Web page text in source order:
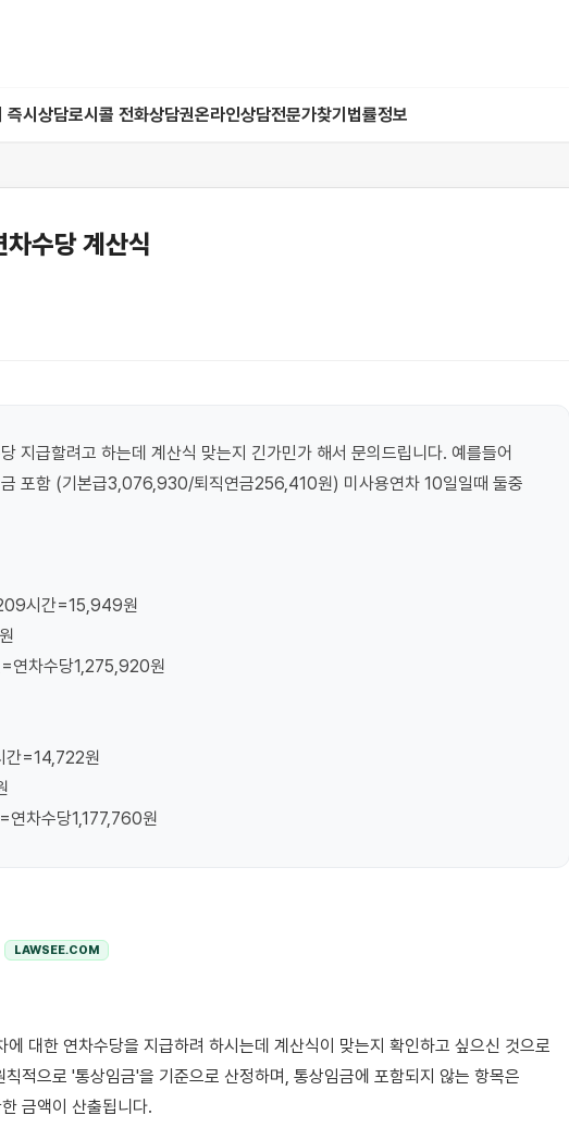
즉시상담로시콜 전화상담권온라인상담전문가찾기 법률정보
수당 계산식
지급할려고 하는데 계산식 맞는지 긴가민가 해서 문의드립니다. 예를들어
포함 (기본급3,076,930/퇴직연금256,410원) 미사용연차 10일일때 둘중
시간=15,949원
연차수당1,275,920원
=14,722원
연차수당1,177,760원
LAWSEE.COM
적으로 '통상임금'을 기준으로 산정하며, 통상임금에 포함되지 않는 항목은
금액이 산출됩니다.